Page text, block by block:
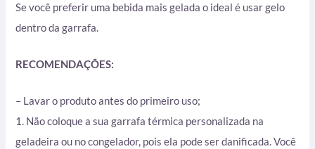
Se você preferir uma bebida mais gelada o ideal é usar gelo
dentro da garrafa.
RECOMENDAÇÕES:
– Lavar o produto antes do primeiro uso;
1. Não coloque a sua garrafa térmica personalizada na
geladeira ou no congelador, pois ela pode ser danificada. Você